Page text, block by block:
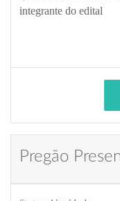
integrante do edital
Pregão